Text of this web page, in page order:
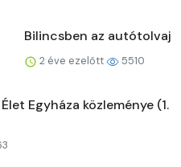
Bilincsben az autótolvaj
2 éve ezelőtt 5510
Egyháza közleménye (1.